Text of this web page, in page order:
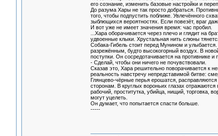
его сознание, изменить базовые настройки и
До разума Хары не так просто добраться.
того, чтобы подпустить поближе. Увлечённого
зыблющихся вероятностях. Если повезёт, враг
И вот уже не имеет значения время: час пробил.
...Хара оборачивается через плечо и глядит на
удвоенные клыки. Хрустальная нить слюны
Собака-Гибель стоит перед Мунином и
разрежённым, будто высокогорный воздух. В
поступки. Он сосредотачивается на противнике
- Сделай, чтобы они ничего не почувствовали.
Сказав это, Хара решительно поворачивается к
реальность навстречу непредставимой битве:
Глянцево-чёрные перья ерошатся,
сторонам. В круглых вороньих глазах
рабочий, проститутка, убийца, нищий, торговка,
могут уцелеть.
Он думает, что попытается спасти больше.
-----